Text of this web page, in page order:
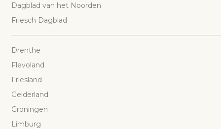
Dagblad van het Noorden
Friesch Dagblad
Drenthe
Flevoland
Friesland
Gelderland
Groningen
Limburg